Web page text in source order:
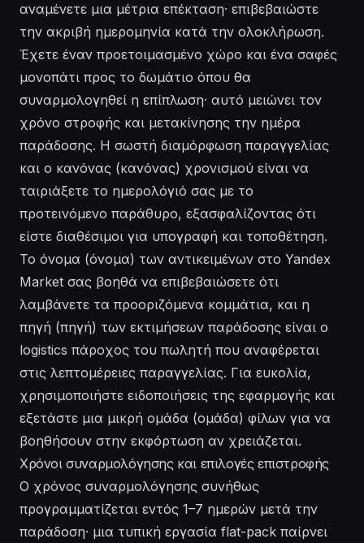
αναμένετε μια μέτρια επέκταση· επιβεβαιώστε
την ακριβή ημερομηνία κατά την ολοκλήρωση.
Έχετε έναν προετοιμασμένο χώρο και ένα σαφές
μονοπάτι προς το δωμάτιο όπου θα
συναρμολογηθεί η επίπλωση· αυτό μειώνει τον
χρόνο στροφής και μετακίνησης την ημέρα
παράδοσης. Η σωστή διαμόρφωση παραγγελίας
και ο κανόνας (κανόνας) χρονισμού είναι να
ταιριάξετε το ημερολόγιό σας με το
προτεινόμενο παράθυρο, εξασφαλίζοντας ότι
είστε διαθέσιμοι για υπογραφή και τοποθέτηση.
Το όνομα (όνομα) των αντικειμένων στο Yandex
Market σας βοηθά να επιβεβαιώσετε ότι
λαμβάνετε τα προοριζόμενα κομμάτια, και η
πηγή (πηγή) των εκτιμήσεων παράδοσης είναι ο
logistics πάροχος του πωλητή που αναφέρεται
στις λεπτομέρειες παραγγελίας. Για ευκολία,
χρησιμοποιήστε ειδοποιήσεις της εφαρμογής και
εξετάστε μια μικρή ομάδα (ομάδα) φίλων για να
βοηθήσουν στην εκφόρτωση αν χρειάζεται.
Χρόνοι συναρμολόγησης και επιλογές επιστροφής
Ο χρόνος συναρμολόγησης συνήθως
προγραμματίζεται εντός 1–7 ημερών μετά την
παράδοση· μια τυπική εργασία flat-pack παίρνει